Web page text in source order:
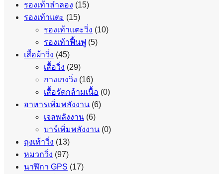
รองเท้าลำลอง (15)
รองเท้าแตะ (15)
รองเท้าแตะวิ่ง (10)
รองเท้าฟื้นฟู (5)
เสื้อผ้าวิ่ง (45)
เสื้อวิ่ง (29)
กางเกงวิ่ง (16)
เสื้อรัดกล้ามเนื้อ (0)
อาหารเพิ่มพลังงาน (6)
เจลพลังงาน (6)
บาร์เพิ่มพลังงาน (0)
ถุงเท้าวิ่ง (13)
หมวกวิ่ง (97)
นาฬิกา GPS (17)